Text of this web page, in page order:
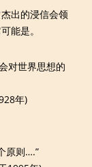
出的浸信会领
能是。
对世界思想的
年)
原则….”